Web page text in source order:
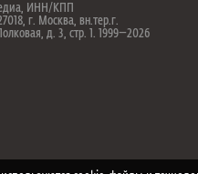
ИНН/КПП
г. Москва, вн.тер.г.
д. 3, стр. 1. 1999—2026